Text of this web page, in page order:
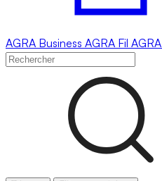
AGRA Business AGRA Fil AGRA